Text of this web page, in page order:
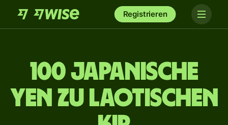
Registrieren
100 japanische
Yen zu laotischen